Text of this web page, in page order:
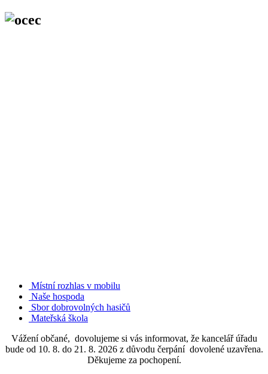
Místní rozhlas v mobilu
Naše hospoda
Sbor dobrovolných hasičů
Mateřská škola
Vážení občané, dovolujeme si vás informovat, že kancelář úřadu
bude od 10. 8. do 21. 8. 2026 z důvodu čerpání dovolené uzavřena.
Děkujeme za pochopení.